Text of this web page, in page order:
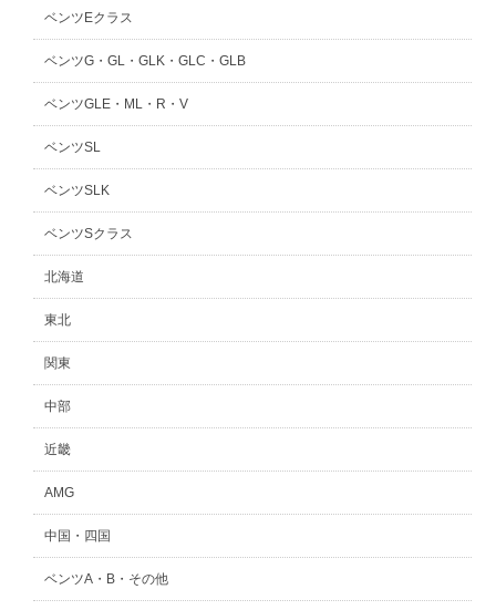
ベンツEクラス
ベンツG・GL・GLK・GLC・GLB
ベンツGLE・ML・R・V
ベンツSL
ベンツSLK
ベンツSクラス
北海道
東北
関東
中部
近畿
AMG
中国・四国
ベンツA・B・その他